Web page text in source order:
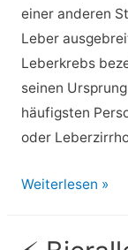
einer anderen
Leber
Leberkrebs
seinen
häufigsten
oder
⚡
Weiterlesen »